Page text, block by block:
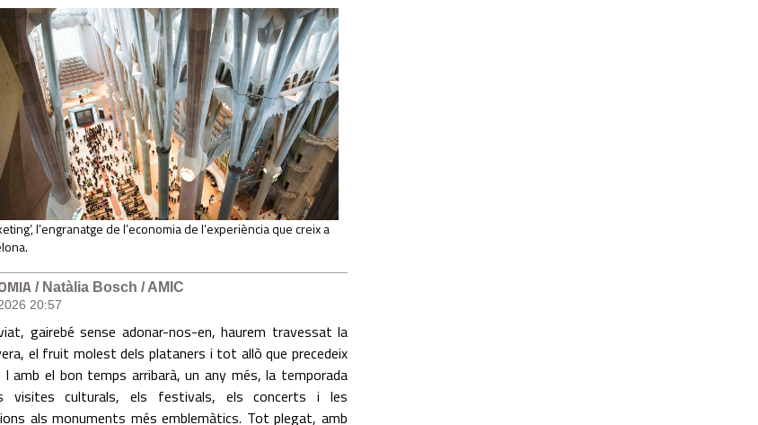
l’engranatge de l’economia de l’experiència que creix a
/ Natàlia Bosch / AMIC
20:57
gairebé sense adonar-nos-en, haurem travessat la
el fruit molest dels plataners i tot allò que precedeix
I amb el bon temps arribarà, un any més, la temporada
visites culturals, els festivals, els concerts i les
als monuments més emblemàtics. Tot plegat, amb